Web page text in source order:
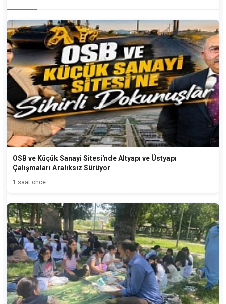
OSB ve Küçük Sanayi Sitesi'nde Altyapı ve Üstyapı
Çalışmaları Aralıksız Sürüyor
1 saat önce